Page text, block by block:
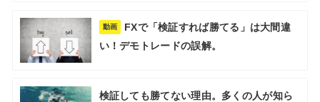
動画
FXで「検証すれば勝てる」は大間違
い！デモトレードの誤解。
検証しても勝てない理由。多くの人が知ら